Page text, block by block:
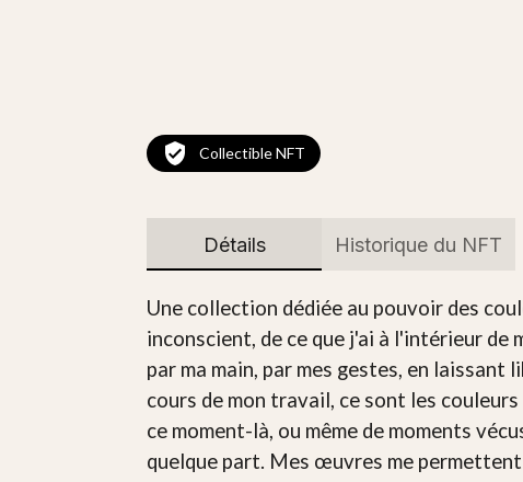
Collectible NFT
Détails Historique du NFT
Une collection dédiée au pouvoir des
inconscient, de ce que j'ai à l'intérieur de
par ma main, par mes gestes, en
cours de mon travail, ce sont les
ce moment-là, ou même de moments
quelque part. Mes œuvres me permettent